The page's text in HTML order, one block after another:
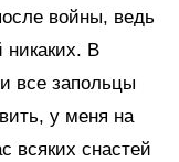
войны, ведь
В
все запольцы
у меня на
всяких снастей